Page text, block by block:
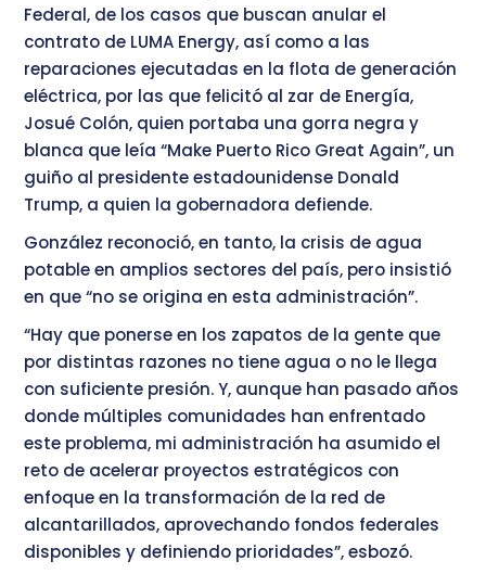
Federal, de los casos que buscan anular el
contrato de LUMA Energy, así como a las
reparaciones ejecutadas en la flota de generación
eléctrica, por las que felicitó al zar de Energía,
Josué Colón, quien portaba una gorra negra y
blanca que leía “Make Puerto Rico Great Again”, un
guiño al presidente estadounidense Donald
Trump, a quien la gobernadora defiende.
González reconoció, en tanto, la crisis de agua
potable en amplios sectores del país, pero insistió
en que “no se origina en esta administración”.
“Hay que ponerse en los zapatos de la gente que
por distintas razones no tiene agua o no le llega
con suficiente presión. Y, aunque han pasado años
donde múltiples comunidades han enfrentado
este problema, mi administración ha asumido el
reto de acelerar proyectos estratégicos con
enfoque en la transformación de la red de
alcantarillados, aprovechando fondos federales
disponibles y definiendo prioridades”, esbozó.